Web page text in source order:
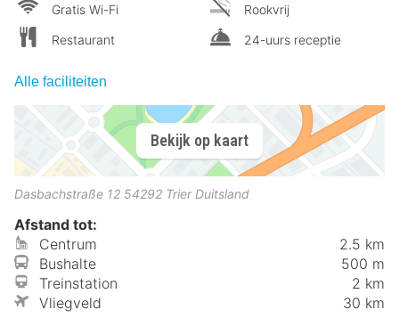
Gratis Wi-Fi
Restaurant
Rookvrij
24-uurs receptie
Alle faciliteiten
Bekijk op kaart
Dasbachstraße 12 54292 Trier Duitsland
Afstand tot:
Centrum
2.5 km
Bushalte
500 m
Treinstation
2 km
Vliegveld
30 km